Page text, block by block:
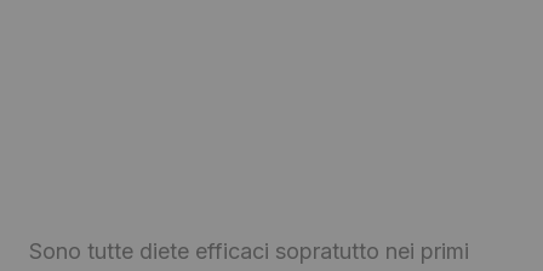
Sono tutte diete efficaci sopratutto nei primi